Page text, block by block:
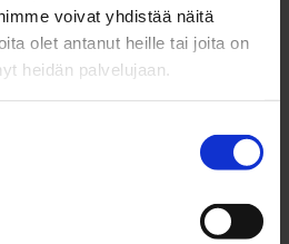
voivat yhdistää näitä
olet antanut heille tai joita on
heidän palvelujaan.
kaupunkikokous